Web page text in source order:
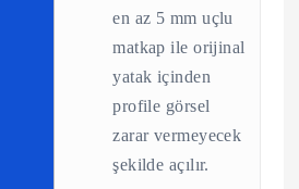
en az 5 mm uçlu
matkap ile orijinal
yatak içinden
profile görsel
zarar vermeyecek
şekilde açılır.